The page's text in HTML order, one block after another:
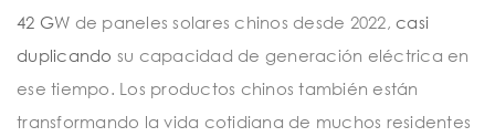
42 GW de paneles solares chinos desde 2022, casi
duplicando su capacidad de generación eléctrica en
ese tiempo. Los productos chinos también están
transformando la vida cotidiana de muchos residentes